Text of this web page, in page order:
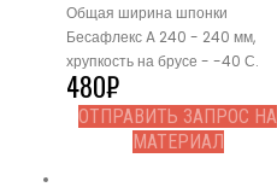
Общая ширина шпонки
Бесафлекс A 240 - 240 мм,
хрупкость на брусе - -40 С.
480₽
ОТПРАВИТЬ ЗАПРОС НА
МАТЕРИАЛ